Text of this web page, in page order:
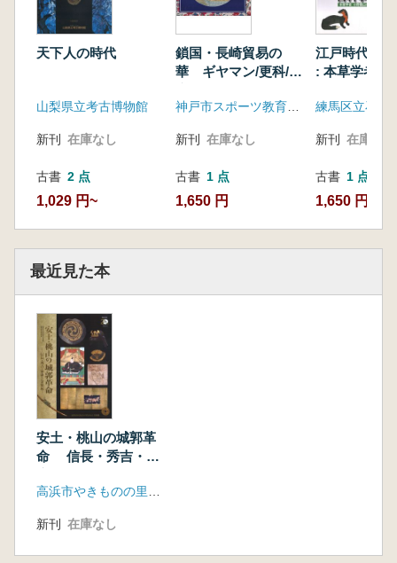
天下人の時代
山梨県立考古博物館
新刊 在庫なし
古書 2 点
1,029 円~
鎖国・長崎貿易の
華 ギヤマン/更科/金
新刊 在庫なし
古書 1 点
1,650 円
江戸時代の
: 本草学者小
新刊 在庫なし
古書 1 点
1,650 円
最近見た本
安土・桃山の城郭革
命 信長・秀吉・家
新刊 在庫なし